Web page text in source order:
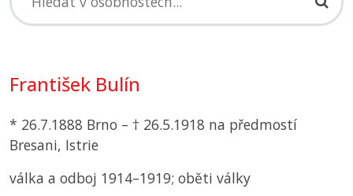
František Bulín
* 26.7.1888 Brno – † 26.5.1918 na předmostí
Bresani, Istrie
válka a odboj 1914–1919; oběti války